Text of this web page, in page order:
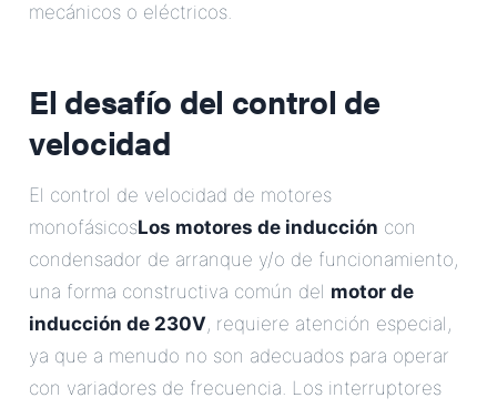
mecánicos o eléctricos.
El desafío del control de
velocidad
El control de velocidad de motores
monofásicosLos motores de inducción con
condensador de arranque y/o de funcionamiento,
una forma constructiva común del motor de
inducción de 230V, requiere atención especial,
ya que a menudo no son adecuados para operar
con variadores de frecuencia. Los interruptores